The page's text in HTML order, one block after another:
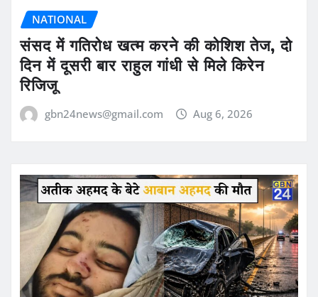
NATIONAL
संसद में गतिरोध खत्म करने की कोशिश तेज, दो
दिन में दूसरी बार राहुल गांधी से मिले किरेन
रिजिजू
gbn24news@gmail.com Aug 6, 2026